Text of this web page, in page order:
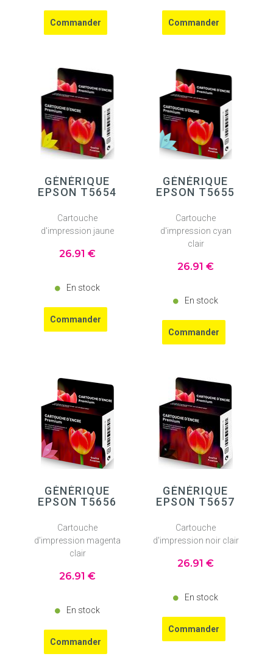
GÉNÉRIQUE
EPSON T5654
Cartouche
d'impression jaune
26.91 €
En stock
GÉNÉRIQUE
EPSON T5655
Cartouche
d'impression cyan
clair
26.91 €
En stock
GÉNÉRIQUE
EPSON T5656
Cartouche
d'impression magenta
clair
26.91 €
En stock
GÉNÉRIQUE
EPSON T5657
Cartouche
d'impression noir clair
26.91 €
En stock